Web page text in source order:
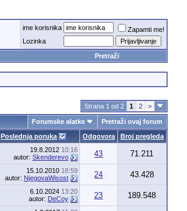
ime korisnika
Zapamti me!
Lozinka
Pretraži
Strana 1 od 2 1 2 >
Forumske alatke
Pretraži ovaj forum
Poslednja poruka Odgovora Broj pregleda
19.8.2012 10:16
autor: Skenderevo 43
71.211
15.10.2010 18:59
autor: NjegovaWisost 24
43.428
6.10.2024 13:20
autor: DeCoy 23
189.548